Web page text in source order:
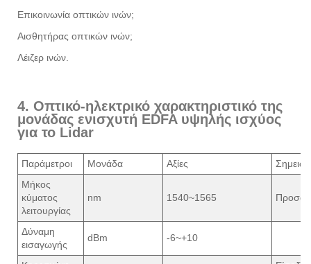
Επικοινωνία οπτικών ινών;
Αισθητήρας οπτικών ινών;
Λέιζερ ινών.
4. Οπτικό-ηλεκτρικό χαρακτηριστικό της
μονάδας ενισχυτή EDFA υψηλής ισχύος
για το Lidar
Παράμετροι Μονάδα Αξίες
Μήκος
κύματος
λειτουργίας
nm 1540~1565
Δύναμη
εισαγωγής
dBm -6~+10